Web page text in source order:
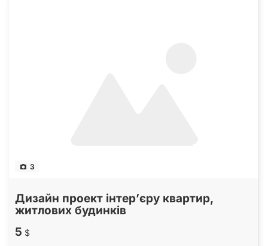
3
Дизайн проект інтер’єру квартир,
житлових будинків
5 $